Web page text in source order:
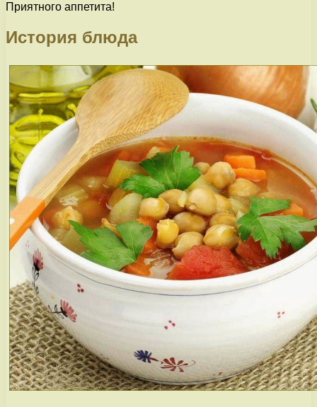
Приятного аппетита!
История блюда